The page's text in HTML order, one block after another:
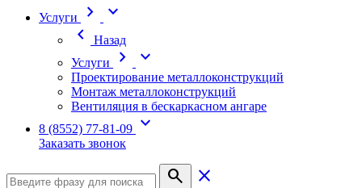
Услуги chevron_right
expand_more
chevron_left
Назад
Услуги
chevron_right expand_more
Проектирование металлоконструкций
Монтаж металлоконструкций
Вентиляция в бескаркасном ангаре
8 (8552) 77-81-09 expand_more
Заказать звонок
search
close